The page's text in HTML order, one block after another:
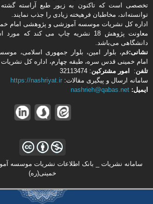
تخصصی است که تاکنون به زیور طبع آراسته
توانسته‌اند، مخاطبان فرهیخته‌ زیادی را جذب نمایند.
اداره كل نشریات موسسه آموزشی و پژوهشی امام
معاونت پژوهش 18 نشریه چاپ می کند که
دانشگاهی می‌باشد.
نشانی:قم، بلوار امین، بلوار جمهوری اسلامی،
امام خمینی قدس سره، طبقه چهارم، اداره كل
تلفن: امور مشتركین: 32113474
سامانه ارسال و پیگیری مقالات: https://nashriyat.ir
ایمیل: nashrieh@qabas.net
سامانه نشریات _ بانک اطلاعات نشریات موسسه
خمینی(ره)